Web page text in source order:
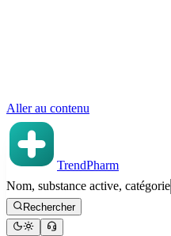
Aller au contenu
TrendPharm
Nom, substance active, catégorie
Rechercher